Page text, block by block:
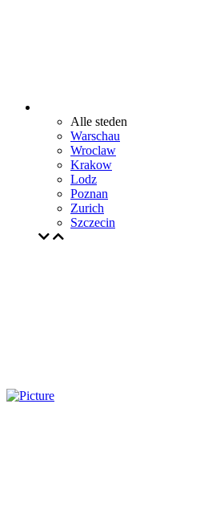
Alle steden
Warschau
Wroclaw
Krakow
Lodz
Poznan
Zurich
Szczecin